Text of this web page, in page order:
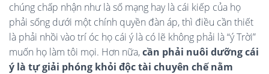
chúng chấp nhận như là số mạng hay là cái kiếp của họ
phải sống dưới một chính quyền đàn áp, thì điều cần thiết
là phải nhồi vào trí óc họ cái ý là có lẽ không phải là “ý Trời”
muốn họ làm tôi mọi. Hơn nữa,cần phải nuôi dưỡng cái
ý là tự giải phóng khỏi độc tài chuyên chế nằm